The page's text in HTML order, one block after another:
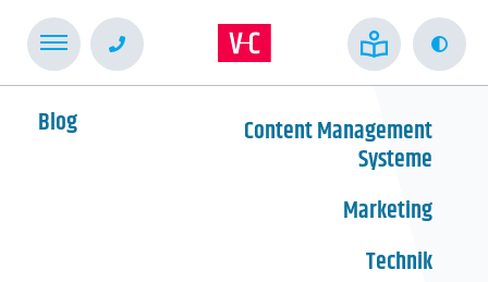
Blog Content Management
Systeme
Marketing
Technik